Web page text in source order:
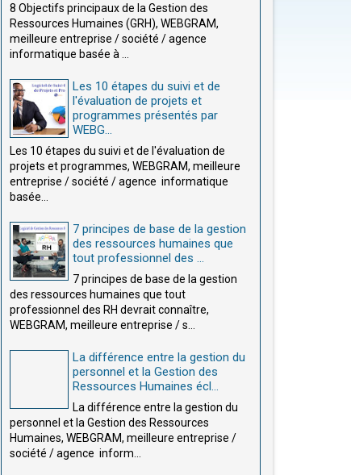
8 Objectifs principaux de la Gestion des
Ressources Humaines (GRH), WEBGRAM,
meilleure entreprise / société / agence
informatique basée à ...
Les 10 étapes du suivi et de
l'évaluation de projets et
programmes présentés par
WEBG...
Les 10 étapes du suivi et de l'évaluation de
projets et programmes, WEBGRAM, meilleure
entreprise / société / agence informatique
basée...
7 principes de base de la gestion
des ressources humaines que
tout professionnel des ...
7 principes de base de la gestion
des ressources humaines que tout
professionnel des RH devrait connaître,
WEBGRAM, meilleure entreprise / s...
La différence entre la gestion du
personnel et la Gestion des
Ressources Humaines écl...
La différence entre la gestion du
personnel et la Gestion des Ressources
Humaines, WEBGRAM, meilleure entreprise /
société / agence inform...